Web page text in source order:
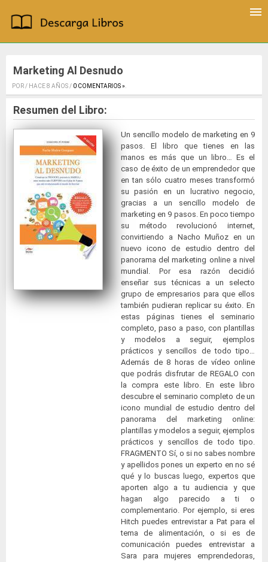
Marketing Al Desnudo
POR / HACE 8 AÑOS / 0 COMENTARIOS ».
Resumen del Libro:
Un sencillo modelo de marketing en 9
pasos. El libro que tienes en las
manos es más que un libro… Es el
caso de éxito de un emprendedor que
en tan sólo cuatro meses transformó
su pasión en un lucrativo negocio,
gracias a un sencillo modelo de
marketing en 9 pasos. En poco tiempo
su método revolucionó internet,
convirtiendo a Nacho Muñoz en un
nuevo icono de estudio dentro del
panorama del marketing online a nivel
mundial. Por esa razón decidió
enseñar sus técnicas a un selecto
grupo de empresarios para que ellos
también pudieran replicar su éxito. En
estas páginas tienes el seminario
completo, paso a paso, con plantillas
y modelos a seguir, ejemplos
prácticos y sencillos de todo tipo…
Además de 8 horas de vídeo online
que podrás disfrutar de REGALO con
la compra este libro. En este libro
descubre el seminario completo de un
icono mundial de estudio dentro del
panorama del marketing online:
plantillas y modelos a seguir, ejemplos
prácticos y sencillos de todo tipo.
FRAGMENTO Sí, o si no sabes nombre
y apellidos pones un experto en no sé
qué y lo buscas luego, expertos que
aporten algo a tu audiencia y que
hagan algo parecido a ti o
complementario. Por ejemplo, si eres
Hitch puedes entrevistar a Pat para el
tema de alimentación, o si es de
comunicación puedes entrevistar a
Sara para mujeres emprendedoras,